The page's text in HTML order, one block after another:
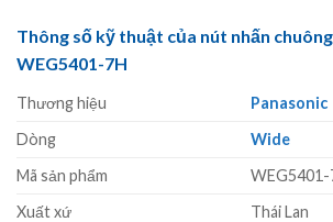
Thông số kỹ thuật của nút nhấn
WEG5401-7H
Thương hiệu
Panasonic
Dòng
Wide
Mã sản phẩm
WEG5401-
Xuất xứ
Thái Lan